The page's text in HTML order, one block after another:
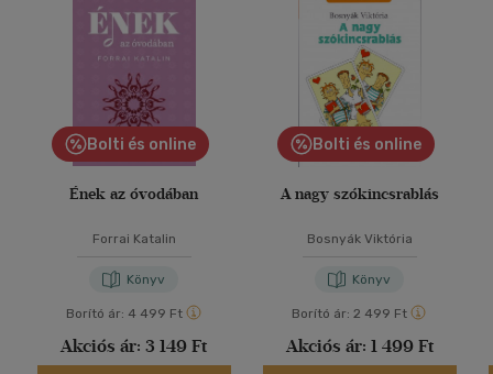
Bolti és online
Ének az óvodában
Forrai Katalin
Könyv
Borító ár: 4 499 Ft
Akciós ár: 3 149 Ft
Bolti és online
A nagy szókincsrablás
Bosnyák Viktória
Könyv
Borító ár: 2 499 Ft
Akciós ár: 1 499 Ft